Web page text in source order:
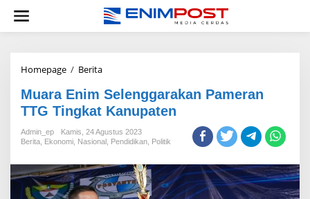
konten
Homepage / BeritaMuara
Selenggarakan
Pameran
TTG
Tingkat
Kanupaten
Muara Enim Selenggarakan Pameran
TTG Tingkat Kanupaten
Admin_ep
Kamis, 24 Agustus 2023
Berita Ekonomi Nasional Pendidikan Politik